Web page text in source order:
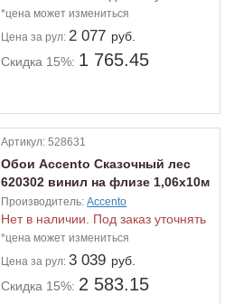
*цена может измениться
Цена за рул:2 077 руб.
Скидка 15%: 1 765.45
Артикул:528631
Обои Accento Сказочный лес
620302 винил на флизе 1,06х10м
Производитель:Accento
Нет в наличии. Под заказ уточнять
*цена может измениться
Цена за рул:3 039 руб.
Скидка 15%: 2 583.15